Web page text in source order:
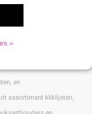
en
assortiment kliklijsten,
»